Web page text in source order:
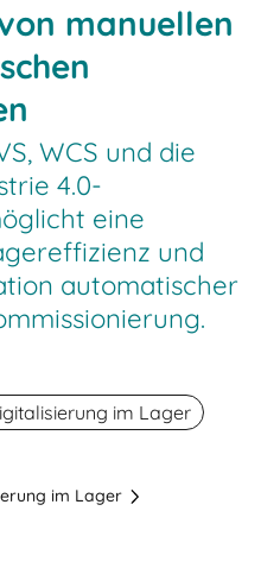
manuellen
WCS und die
4.0-
eine
und
automatischer
im Lager
im Lager